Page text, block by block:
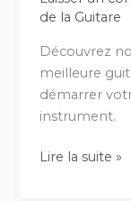
de la Guitare
Découvrez
meilleure
démarrer
instrument.
Lire la suite »